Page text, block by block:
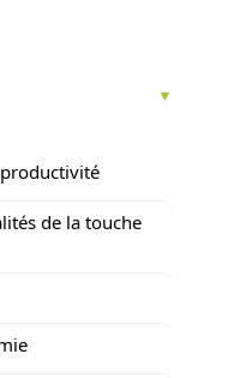
de la touche